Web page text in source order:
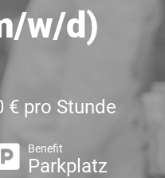
w/d)
€ pro Stunde
Benefit
Parkplatz